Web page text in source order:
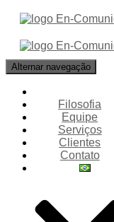
Alternar navegação
Filosofia
Equipe
Serviços
Clientes
Contato